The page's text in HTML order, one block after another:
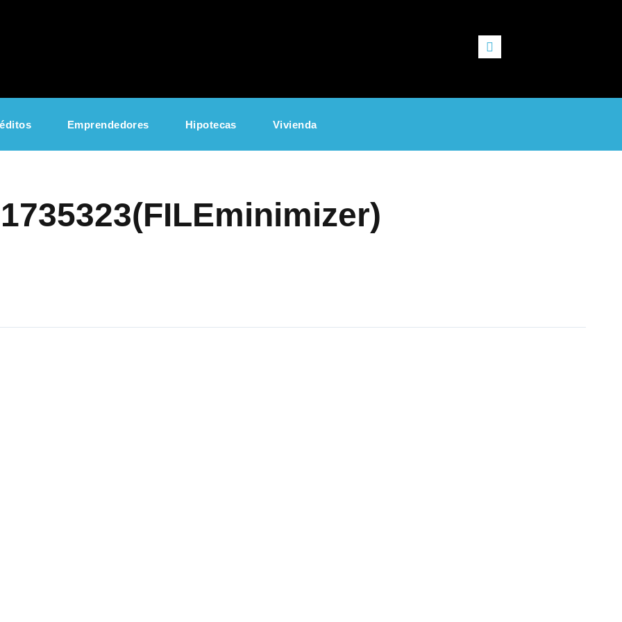
Emprendedores Hipotecas Vivienda